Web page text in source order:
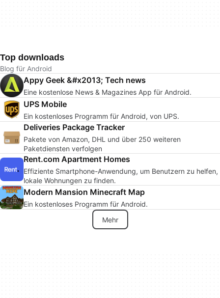
Top downloads
Blog für Android
Appy Geek &#x2013; Tech news
Eine kostenlose News & Magazines App für Android.
UPS Mobile
Ein kostenloses Programm für Android, von UPS.
Deliveries Package Tracker
Pakete von Amazon, DHL und über 250 weiteren
Paketdiensten verfolgen
Rent.com Apartment Homes
Effiziente Smartphone-Anwendung, um Benutzern zu helfen,
lokale Wohnungen zu finden.
Modern Mansion Minecraft Map
Ein kostenloses Programm für Android.
Mehr